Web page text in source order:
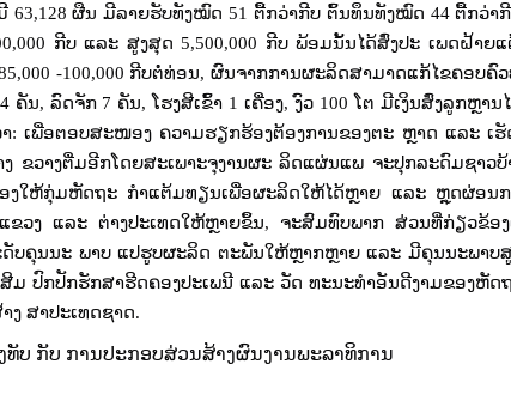
63,128ຜືນ ມີລາຍຮັບທັງໝົດ51 ຕື້ກວ່າກີບ ຕົ້ນທຶນທັງໝົດ 44 ຕື້ກວ່າ
ກີບ ແລະ ສູງສຸດ5,500,000 ກີບ ພ້ອມນັ້ນໄດ້ສົ່ງປະ ເພດຝ້າຍ
-100,000 ກີບຕໍ່ທ່ອນ, ຜົນຈາກການຜະລິດສາມາດແກ້ໄຂຄອບຄົ
4 ຄັນ, ລົດຈັກ 7 ຄັນ,ໂຮງສີເຂົ້າ 1ເຄື່ອງ,ງົວ 100ໂຕ ມີເງິນສົ່ງລູກຫຼາ
: ເພື່ອຕອບສະໜອງ ຄວາມຮຽກຮ້ອງຕ້ອງການຂອງຕະ ຫຼາດ ແລະ
ຂວາງຕື່ມອີກໂດຍສະເພາະຈຸງານຜະ ລິດແຜ່ນແພ ຈະປຸກລະດົມຊາວ
ງໃຫ້ກຸ່ມຫັດຖະ ກຳແຕ້ມທຽນເພື່ອຜະລິດໃຫ້ໄດ້ຫຼາຍ ແລະ ຫຼຸດຜ່ອນກ
ຂວງ ແລະ ຕ່າງປະເທດໃຫ້ຫຼາຍຂຶ້ນ, ຈະສົມທົບພາກ ສ່ວນທີ່ກ່ຽວຂ້ອ
ບຄຸນນະ ພາບ ແປຮູບຜະລິດ ຕະພັນໃຫ້ຫຼາກຫຼາຍ ແລະ ມີຄຸນນະພາບ
ມ ປົກປັກຮັກສາຮີດຄອງປະເພນີ ແລະ ວັດ ທະນະທຳອັນດີງາມຂອງຫັດ
ງ ສາປະເທດຊາດ.
ທັບ ກັບ ການປະກອບສ່ວນສ້າງຜົນ​ງານພະລາທິການ